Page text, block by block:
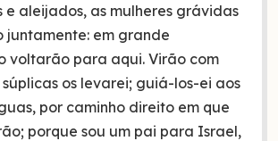
e aleijados, as mulheres grávidas
juntamente: em grande
voltarão para aqui. Virão com
súplicas os levarei; guiá-los-ei aos
por caminho direito em que
porque sou um pai para Israel,